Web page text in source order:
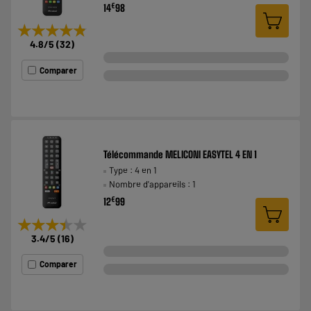
★★★★★
★★★★★
4.8/5 (32)
Comparer
14€98
★★★★★
★★★★★
3.4/5 (16)
Comparer
Télécommande MELICONI EASYTEL 4 EN 1
Type : 4 en 1
Nombre d'appareils : 1
12€99